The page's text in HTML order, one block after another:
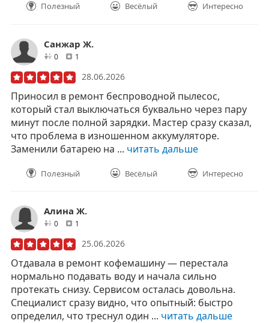
Полезный Весёлый Интересно
Санжар Ж.
0друзей1
28.06.2026
Приносил в ремонт беспроводной пылесос,
который стал выключаться буквально через пару
минут после полной зарядки. Мастер сразу сказал,
что проблема в изношенном аккумуляторе.
Заменили батарею на ... читать дальше
Полезный Весёлый Интересно
Алина Ж.
0друзей1
25.06.2026
Отдавала в ремонт кофемашину — перестала
нормально подавать воду и начала сильно
протекать снизу. Сервисом осталась довольна.
Специалист сразу видно, что опытный: быстро
определил, что треснул один ... читать дальше